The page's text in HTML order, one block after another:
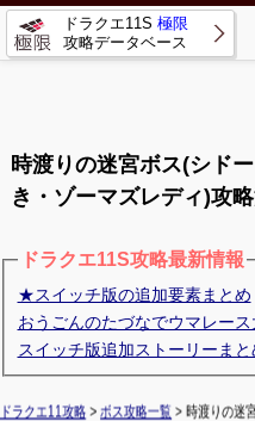
ドラクエ11S 極限
攻略データベース
時渡りの迷宮ボス(シド
き・ゾーマズレディ)攻
ドラクエ11S攻略最新情報
★スイッチ版の追加要素まとめ
おうごんのたづなでウマレー
スイッチ版追加ストーリーまと
ドラクエ11攻略 > ボス攻略一覧 > 時渡りの迷